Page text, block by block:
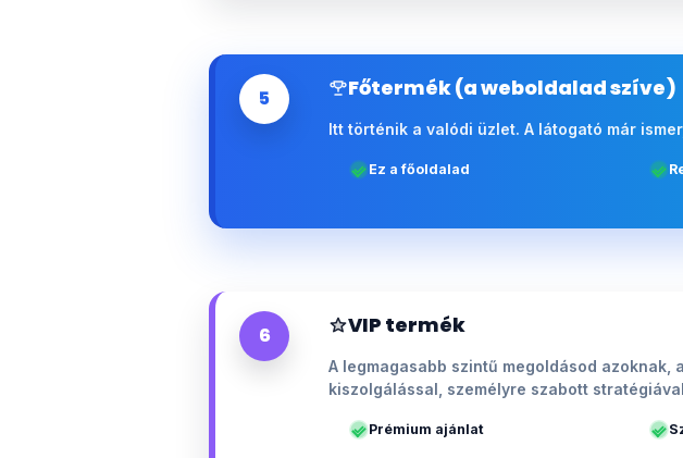
5 Főtermék (a weboldalad szíve)
Itt történik a valódi üzlet. A látogató már
Ez a főoldalad
6 VIP termék
A legmagasabb szintű megoldásod
kiszolgálással, személyre szabott
Prémium ajánlat